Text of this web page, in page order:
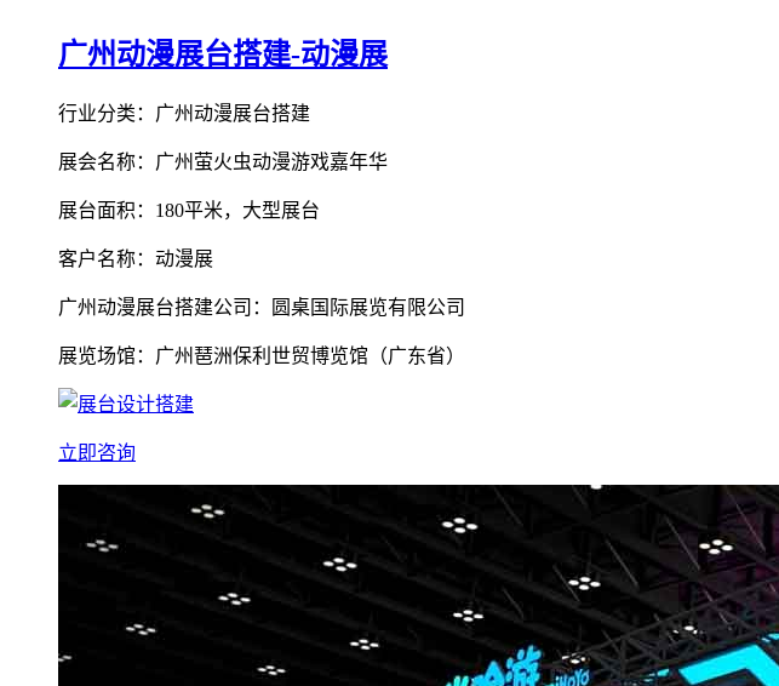
广州动漫展台搭建-动漫展
行业分类：广州动漫展台搭建
展会名称：广州萤火虫动漫游戏嘉年华
展台面积：180平米，大型展台
客户名称：动漫展
广州动漫展台搭建公司：圆桌国际展览有限公司
展览场馆：广州琶洲保利世贸博览馆（广东省）
立即咨询